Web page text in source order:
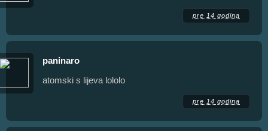
pre 14 godina
paninaro
atomski s lijeva lololo
pre 14 godina